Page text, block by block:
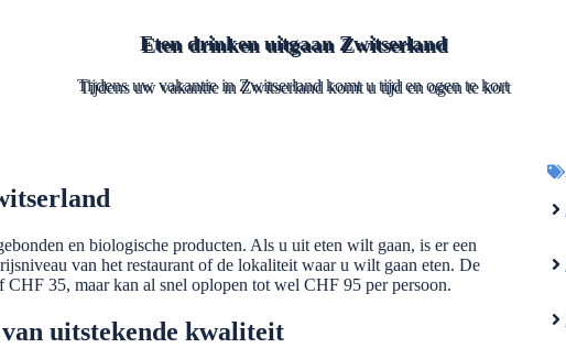
Eten drinken uitgaan Zwitserland
Tijdens uw vakantie in Zwitserland komt u tijd en ogen te kort
en biologische producten. Als u uit eten wilt gaan, is er een
van het restaurant of de lokaliteit waar u wilt gaan eten. De
35, maar kan al snel oplopen tot wel CHF 95 per persoon.
uitstekende kwaliteit